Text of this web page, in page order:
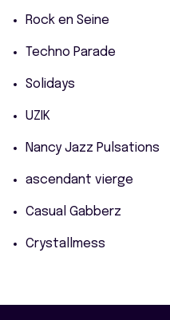
Rock en Seine
Techno Parade
Solidays
UZIK
Nancy Jazz Pulsations
ascendant vierge
Casual Gabberz
Crystallmess